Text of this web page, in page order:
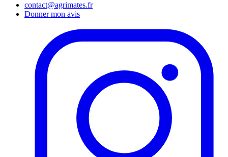
contact@agrimates.fr
Donner mon avis